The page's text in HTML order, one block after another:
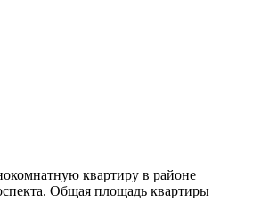
квартиру в районе
Общая площадь квартиры